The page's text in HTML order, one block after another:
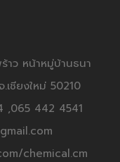
าว หน้าหมู่บ้านธนา
ชียงใหม่ 50210
,065 442 4541
chemical.cm